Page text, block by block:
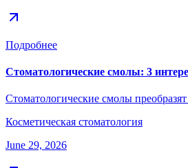
Подробнее
Стоматологические смолы: 3
Стоматологические смолы
Косметическая стоматология
June 29, 2026